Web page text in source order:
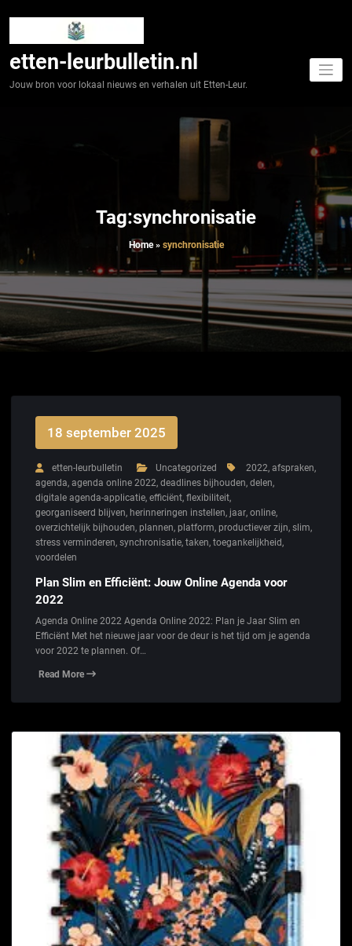
etten-leurbulletin.nl
Jouw bron voor lokaal nieuws en verhalen uit Etten-Leur.
Tag:synchronisatie
Home» synchronisatie
18 september 2025
etten-leurbulletin Uncategorized 2022, afspraken,
agenda, agenda online 2022, deadlines bijhouden, delen,
digitale agenda-applicatie, efficiënt, flexibiliteit,
georganiseerd blijven, herinneringen instellen, jaar, online,
overzichtelijk bijhouden, plannen, platform, productiever zijn, slim,
stress verminderen, synchronisatie, taken, toegankelijkheid,
voordelen
Plan Slim en Efficiënt: Jouw Online Agenda voor
2022
Agenda Online 2022 Agenda Online 2022: Plan je Jaar Slim en
Efficiënt Met het nieuwe jaar voor de deur is het tijd om je agenda
voor 2022 te plannen. Of…
Read More